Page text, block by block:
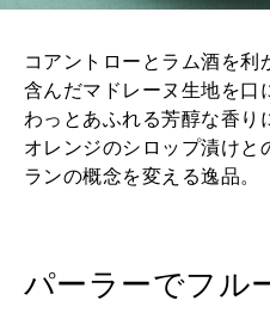
コアントローとラム酒を利
含んだマドレーヌ生地を口
わっとあふれる芳醇な香り
オレンジのシロップ漬けと
ランの概念を変える逸品。
パーラーでフル